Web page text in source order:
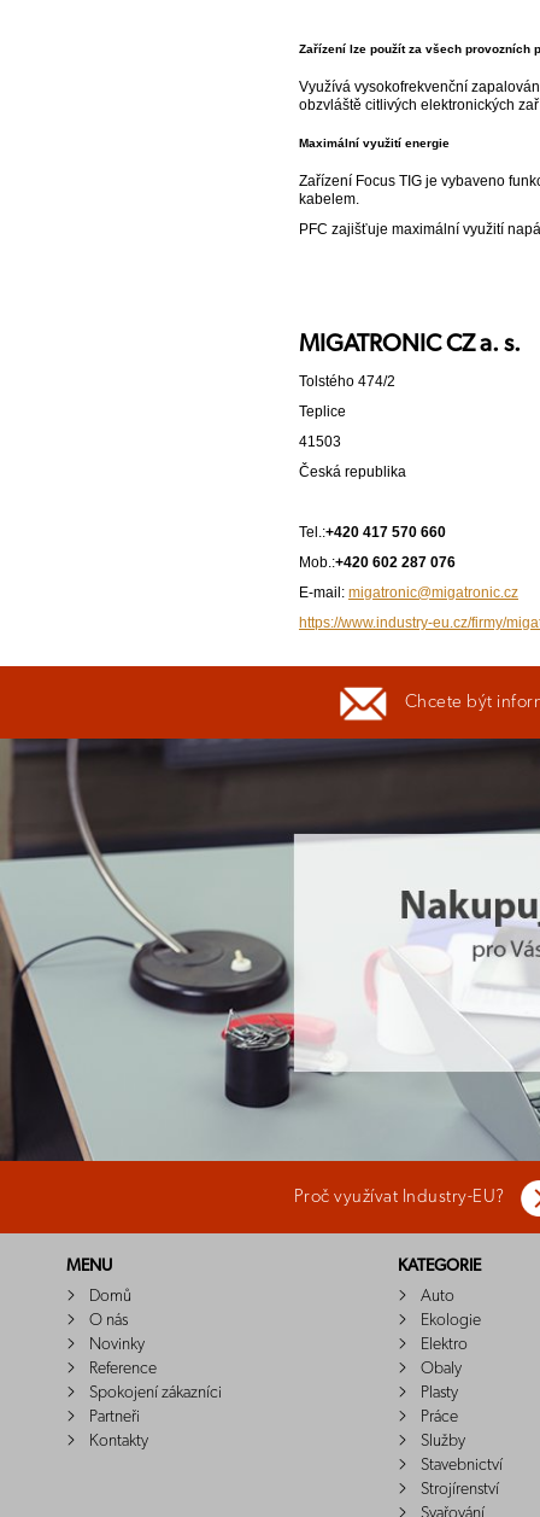
Zařízení lze použít za všech provozních
Využívá vysokofrekvenční
obzvláště citlivých elektronických
Maximální využití energie
Zařízení Focus TIG je vybaveno
kabelem.
PFC zajišťuje maximální využití
MIGATRONIC CZ a. s.
Tolstého 474/2
Teplice
41503
Česká republika
Tel.:+420 417 570 660
Mob.:+420 602 287 076
E-mail: migatronic@migatronic.cz
https://www.industry-eu.cz/firmy/
Chcete být
Proč využívat Industry-EU?
MENU
Domů
O nás
Novinky
Reference
Spokojení zákazníci
Partneři
Kontakty
KATEGORIE
Auto
Ekologie
Elektro
Obaly
Plasty
Práce
Služby
Stavebnictví
Strojírenství
Svařování